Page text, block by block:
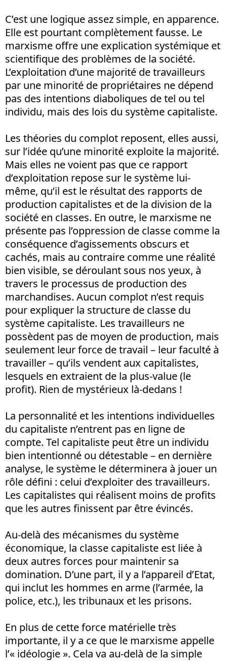
C’est une logique assez simple, en apparence.
Elle est pourtant complètement fausse. Le
marxisme offre une explication systémique et
scientifique des problèmes de la société.
L’exploitation d’une majorité de travailleurs
par une minorité de propriétaires ne dépend
pas des intentions diaboliques de tel ou tel
individu, mais des lois du système capitaliste.
Les théories du complot reposent, elles aussi,
sur l’idée qu’une minorité exploite la majorité.
Mais elles ne voient pas que ce rapport
d’exploitation repose sur le système lui-
même, qu’il est le résultat des rapports de
production capitalistes et de la division de la
société en classes. En outre, le marxisme ne
présente pas l’oppression de classe comme la
conséquence d’agissements obscurs et
cachés, mais au contraire comme une réalité
bien visible, se déroulant sous nos yeux, à
travers le processus de production des
marchandises. Aucun complot n’est requis
pour expliquer la structure de classe du
système capitaliste. Les travailleurs ne
possèdent pas de moyen de production, mais
seulement leur force de travail – leur faculté à
travailler – qu’ils vendent aux capitalistes,
lesquels en extraient de la plus-value (le
profit). Rien de mystérieux là-dedans !
La personnalité et les intentions individuelles
du capitaliste n’entrent pas en ligne de
compte. Tel capitaliste peut être un individu
bien intentionné ou détestable – en dernière
analyse, le système le déterminera à jouer un
rôle défini : celui d’exploiter des travailleurs.
Les capitalistes qui réalisent moins de profits
que les autres finissent par être évincés.
Au-delà des mécanismes du système
économique, la classe capitaliste est liée à
deux autres forces pour maintenir sa
domination. D’une part, il y a l’appareil d’Etat,
qui inclut les hommes en arme (l’armée, la
police, etc.), les tribunaux et les prisons.
En plus de cette force matérielle très
importante, il y a ce que le marxisme appelle
l’« idéologie ». Cela va au-delà de la simple